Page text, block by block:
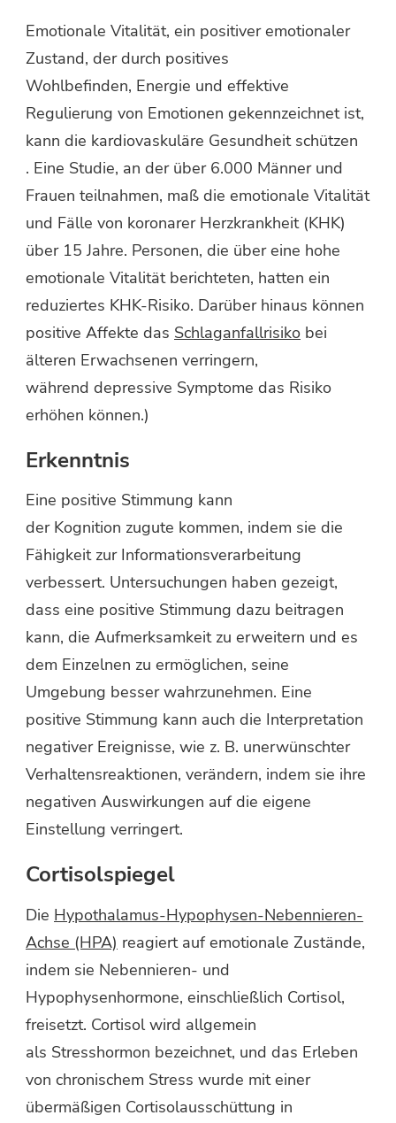
Emotionale Vitalität, ein positiver emotionaler
Zustand, der durch positives
Wohlbefinden, Energie und effektive
Regulierung von Emotionen gekennzeichnet ist,
kann die kardiovaskuläre Gesundheit schützen
. Eine Studie, an der über 6.000 Männer und
Frauen teilnahmen, maß die emotionale Vitalität
und Fälle von koronarer Herzkrankheit (KHK)
über 15 Jahre. Personen, die über eine hohe
emotionale Vitalität berichteten, hatten ein
reduziertes KHK-Risiko. Darüber hinaus können
positive Affekte das Schlaganfallrisiko bei
älteren Erwachsenen verringern,
während depressive Symptome das Risiko
erhöhen können.)
Erkenntnis
Eine positive Stimmung kann
der Kognition zugute kommen, indem sie die
Fähigkeit zur Informationsverarbeitung
verbessert. Untersuchungen haben gezeigt,
dass eine positive Stimmung dazu beitragen
kann, die Aufmerksamkeit zu erweitern und es
dem Einzelnen zu ermöglichen, seine
Umgebung besser wahrzunehmen. Eine
positive Stimmung kann auch die Interpretation
negativer Ereignisse, wie z. B. unerwünschter
Verhaltensreaktionen, verändern, indem sie ihre
negativen Auswirkungen auf die eigene
Einstellung verringert.
Cortisolspiegel
Die Hypothalamus-Hypophysen-Nebennieren-
Achse (HPA) reagiert auf emotionale Zustände,
indem sie Nebennieren- und
Hypophysenhormone, einschließlich Cortisol,
freisetzt. Cortisol wird allgemein
als Stresshormon bezeichnet, und das Erleben
von chronischem Stress wurde mit einer
übermäßigen Cortisolausschüttung in